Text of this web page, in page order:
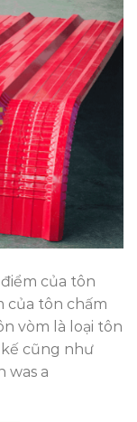
của tôn
của tôn chấm
vòm là loại tôn
cũng như
was a